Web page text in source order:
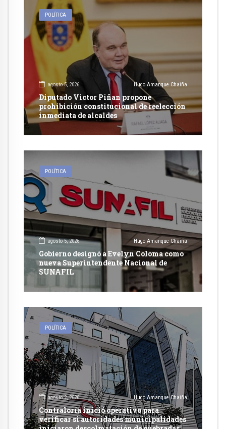
POLÍTICA
agosto 5, 2026 Hugo Amanque Chaiña
Diputado Victor Piñan propone
prohibición constitucional de reelección
inmediata de alcaldes
POLÍTICA
agosto 5, 2026 Hugo Amanque Chaiña
Gobierno designó a Evelyn Coloma como
nueva Superintendente Nacional de
SUNAFIL
POLÍTICA
agosto 2, 2026 Hugo Amanque Chaiña
Contraloría inició operativo para
verificar si autoridades municipalidades